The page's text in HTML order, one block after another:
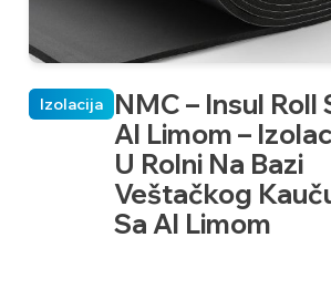
NMC – Insul Roll
Al Limom –
U Rolni Na Bazi
Veštačkog
Sa Al Limom
Izolacija